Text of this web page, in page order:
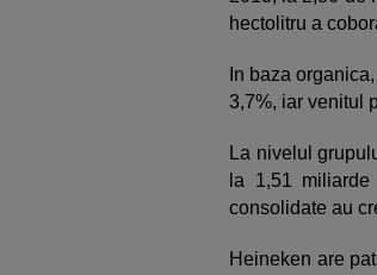
hectolitru a
In baza
3,7%, iar venitul
La nivelul
la 1,51
consolidate au
Heineken are